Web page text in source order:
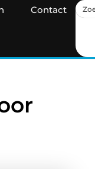
Contact